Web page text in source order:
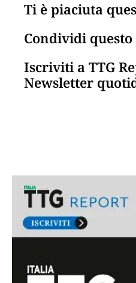
Ti è piaciuta
Condividi
Iscriviti a TTG
Newsletter